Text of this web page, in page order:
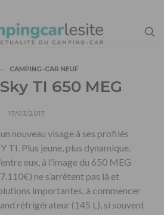
CAMPING-CAR NEUF
TI 650 MEG
17/03/2017
nouveau visage à ses profilés
TI. Plus jeune, plus dynamique.
eux, à l’image du 650 MEG
ne s’arrêtent pas là et
importantes, à commencer
réfrigérateur (145 L), si souvent